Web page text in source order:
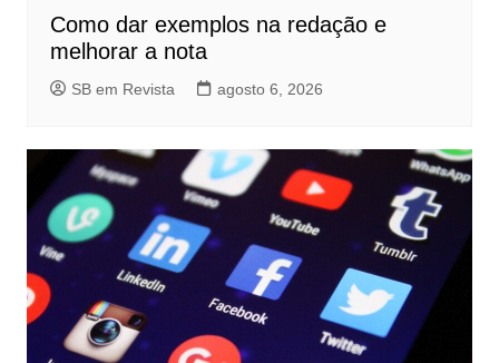
Como dar exemplos na redação e
melhorar a nota
SB em Revista agosto 6, 2026